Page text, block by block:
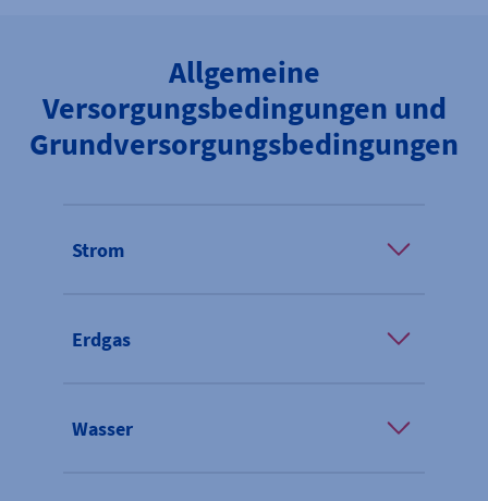
Allgemeine
Versorgungsbedingungen und
Grundversorgungsbedingungen
Strom
Erdgas
Wasser